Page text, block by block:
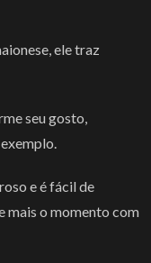
ele traz
seu gosto,
e é fácil de
mais o momento com